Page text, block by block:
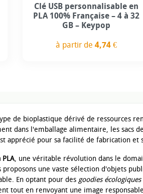
de bioplastique dérivé de ressources
dans l'emballage alimentaire, les sacs
apprécié pour sa facilité de fabrication et
, une véritable révolution dans le
une vaste sélection d'objets
En optant pour des goodies écologiques
tout en renvoyant une image
Clé USB personnalisable en
PLA 100% Française – 4 à 32
GB – Keypop
à partir de4,74 €